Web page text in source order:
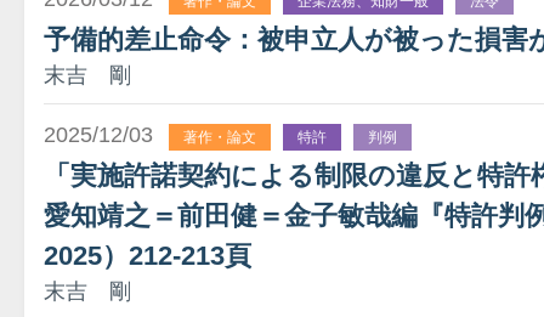
予備的差止命令：被申立人が被った損
末吉 剛
2025/12/03 著作・論文 特許 判例
「実施許諾契約による制限の違反と特
愛知靖之＝前田健＝金子敏哉編『特許判
2025）212-213頁
末吉 剛